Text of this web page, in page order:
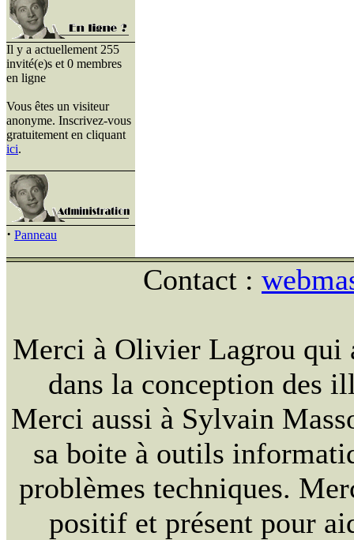
Il y a actuellement 255
invité(e)s et 0 membres
en ligne
Vous êtes un visiteur
anonyme. Inscrivez-vous
gratuitement en cliquant
ici.
· Panneau
Contact :
Merci à Olivier Lagrou qui
dans la conception des
Merci aussi à Sylvain
sa boite à outils
problèmes techniques.
positif et présent pour